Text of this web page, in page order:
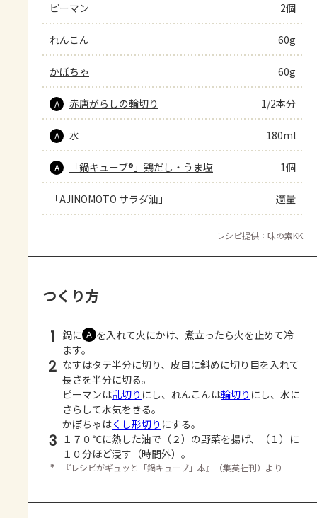
ピーマン 2個
れんこん 60g
かぼちゃ 60g
A 赤唐がらしの輪切り 1/2本分
A 水 180ml
A 「鍋キューブ®」鶏だし・うま塩 1個
「AJINOMOTO サラダ油」 適量
レシピ提供：味の素KK
つくり方
1 鍋に Ａ を入れて火にかけ、煮立ったら火を止めて冷
ます。
2 なすはタテ半分に切り、皮目に斜めに切り目を入れて
長さを半分に切る。
ピーマンは乱切り にし、れんこんは輪切り にし、水に
さらして水気をきる。
かぼちゃはくし形切り にする。
3 １７０℃に熱した油で（２）の野菜を揚げ、（１）に
１０分ほど浸す（時間外）。
＊ 『レシピがギュッと「鍋キューブ」本』（集英社刊）より